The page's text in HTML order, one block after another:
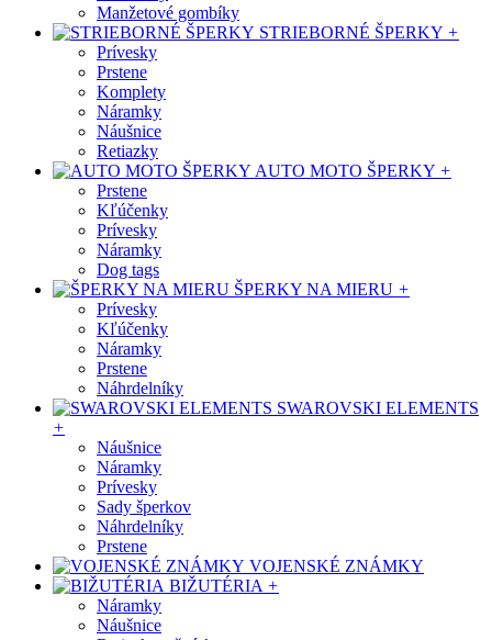
Manžetové gombíky
STRIEBORNÉ ŠPERKY +
Prívesky
Prstene
Komplety
Náramky
Náušnice
Retiazky
AUTO MOTO ŠPERKY +
Prstene
Kľúčenky
Prívesky
Náramky
Dog tags
ŠPERKY NA MIERU +
Prívesky
Kľúčenky
Náramky
Prstene
Náhrdelníky
SWAROVSKI ELEMENTS
+
Náušnice
Náramky
Prívesky
Sady šperkov
Náhrdelníky
Prstene
VOJENSKÉ ZNÁMKY
BIŽUTÉRIA +
Náramky
Náušnice